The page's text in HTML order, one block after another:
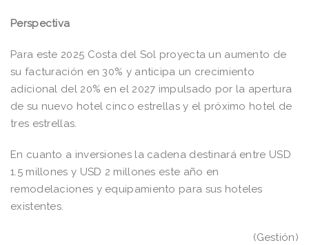
Perspectiva
Para este 2025 Costa del Sol proyecta un aumento de
su facturación en 30% y anticipa un crecimiento
adicional del 20% en el 2027 impulsado por la apertura
de su nuevo hotel cinco estrellas y el próximo hotel de
tres estrellas.
En cuanto a inversiones la cadena destinará entre USD
1.5 millones y USD 2 millones este año en
remodelaciones y equipamiento para sus hoteles
existentes.
(Gestión)